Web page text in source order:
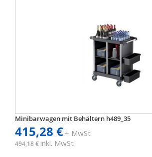
Minibarwagen mit Behältern h489_35
415,28 €+ MwSt
494,18 € inkl. MwSt